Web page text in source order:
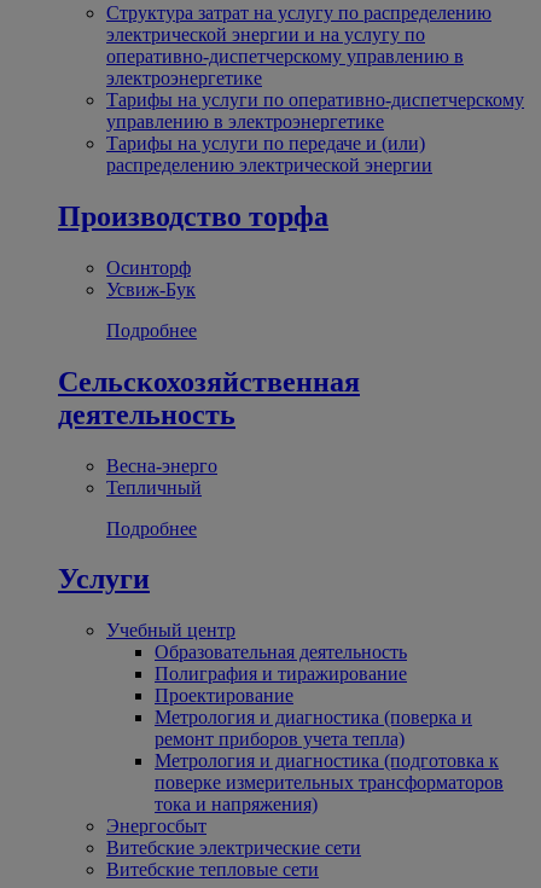
Структура затрат на услугу по распределению
электрической энергии и на услугу по
оперативно-диспетчерскому управлению в
электроэнергетике
Тарифы на услуги по оперативно-диспетчерскому
управлению в электроэнергетике
Тарифы на услуги по передаче и (или)
распределению электрической энергии
Производство торфа
Осинторф
Усвиж-Бук
Подробнее
Сельскохозяйственная
деятельность
Весна-энерго
Тепличный
Подробнее
Услуги
Учебный центр
Образовательная деятельность
Полиграфия и тиражирование
Проектирование
Метрология и диагностика (поверка и
ремонт приборов учета тепла)
Метрология и диагностика (подготовка к
поверке измерительных трансформаторов
тока и напряжения)
Энергосбыт
Витебские электрические сети
Витебские тепловые сети